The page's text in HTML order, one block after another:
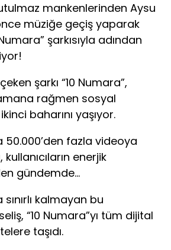
mankenlerinden Aysu
müziğe geçiş yaparak
şarkısıyla adından
şarkı “10 Numara”,
rağmen sosyal
baharını yaşıyor.
50.000’den fazla videoya
enerjik
gündemde…
sınırlı kalmayan bu
“10 Numara”yı tüm dijital
taşıdı.